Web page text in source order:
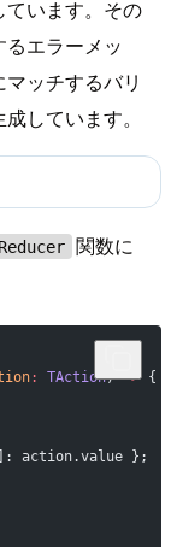
ています。その
エラーメッ
ッチするバリ
しています。
Reducer 関数に
: TAction) => {
action.value };